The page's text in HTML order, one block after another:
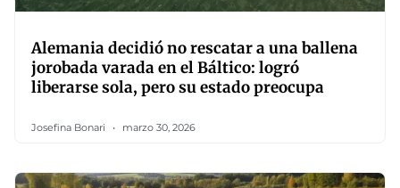
Alemania decidió no rescatar a una ballena
jorobada varada en el Báltico: logró
liberarse sola, pero su estado preocupa
Josefina Bonari marzo 30, 2026